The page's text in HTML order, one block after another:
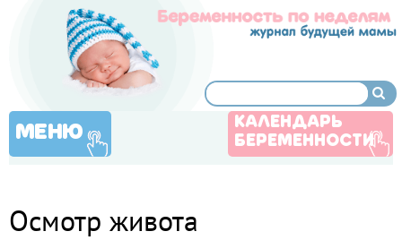
МЕНЮ
КАЛЕНДАРЬ
БЕРЕМЕННОСТИ
Осмотр живота